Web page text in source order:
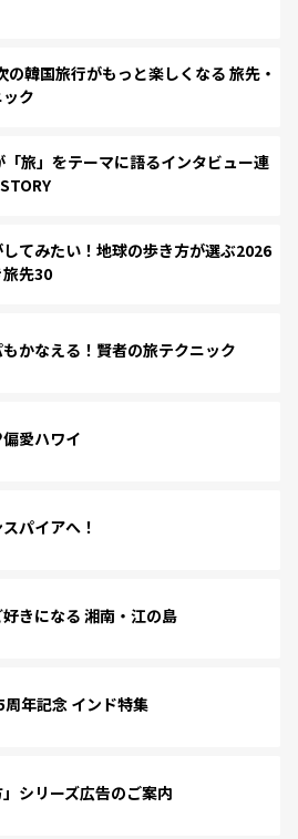
韓国旅行がもっと楽しくなる 旅先・
ク
旅」をテーマに語るインタビュー連
てみたい！地球の歩き方が選ぶ2026
先30
かなえる！賢者の旅テクニック
愛ハワイ
パイアへ！
きになる 湘南・江の島
年記念 インド特集
」シリーズ広告のご案内